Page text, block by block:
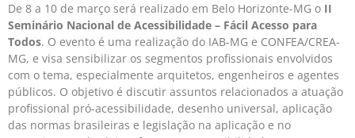
De 8 a 10 de março será realizado em Belo Horizonte-MG o II
Seminário Nacional de Acessibilidade – Fácil Acesso para
Todos. O evento é uma realização do IAB-MG e CONFEA/CREA-
MG, e visa sensibilizar os segmentos profissionais envolvidos
com o tema, especialmente arquitetos, engenheiros e agentes
públicos. O objetivo é discutir assuntos relacionados a atuação
profissional pró-acessibilidade, desenho universal, aplicação
das normas brasileiras e legislação na aplicação e no